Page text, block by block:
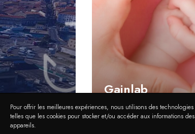
Gainlab
Pour offrir les meilleures expériences, nous utilisons des technologies
telles que les cookies pour stocker et/ou accéder aux informations des
appareils.